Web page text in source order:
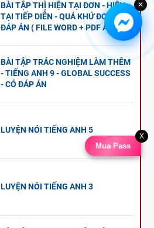
BÀI TẬP THÌ HIỆN TẠI ĐƠN - HIỆN
TẠI TIẾP DIỄN - QUÁ KHỨ ĐƠN - CÓ
ĐÁP ÁN ( FILE WORD + PDF AI )
BÀI TẬP TRÁC NGHIỆM LÀM THÊM
- TIẾNG ANH 9 - GLOBAL SUCCESS
- CÓ ĐÁP ÁN
LUYỆN NÓI TIẾNG ANH 5
LUYỆN NÓI TIẾNG ANH 3
Mua Pass
X
✕